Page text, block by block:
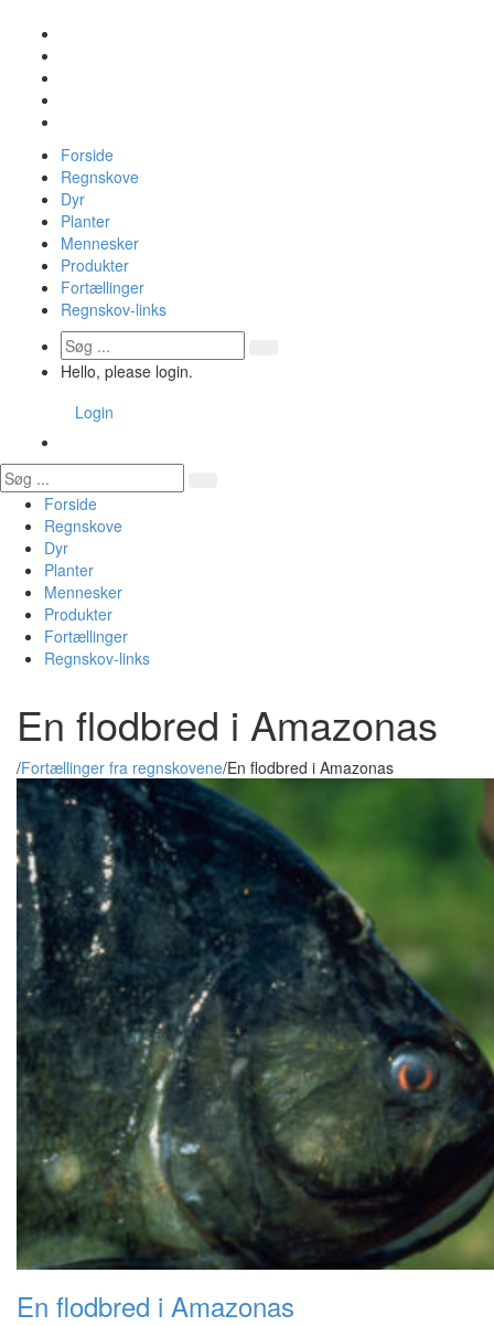
Forside
Regnskove
Dyr
Planter
Mennesker
Produkter
Fortællinger
Regnskov-links
Hello, please login.
Login
Forside
Regnskove
Dyr
Planter
Mennesker
Produkter
Fortællinger
Regnskov-links
En flodbred i Amazonas
/Fortællinger fra regnskovene/En flodbred i Amazonas
En flodbred i Amazonas